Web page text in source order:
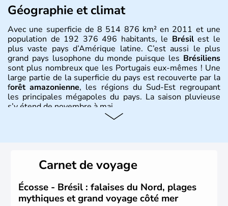
Géographie et climat
Avec une superficie de 8 514 876 km² en 2011 et une
population de 192 376 496 habitants, le Brésilest le
plus vaste pays d’Amérique latine. C’est aussi le plus
grand pays lusophone du monde puisque les Brésiliens
sont plus nombreux que les Portugais eux-mêmes ! Une
large partie de la superficie du pays est recouverte par la
forêt amazonienne, les régions du Sud-Est regroupant
les principales mégapoles du pays. La saison pluvieuse
s’y étend de novembre à mai.
du Brésil ont été atteintes par le portugais Cabral en
1500. Durant le XVIe siècle, de très nombreux esclaves
venus d'Afrique ont permis une large exploitation des
ressources en sucre du pays.
Carnet de voyage
Écosse - Brésil : falaises du Nord, plages
mythiques et grand voyage côté mer